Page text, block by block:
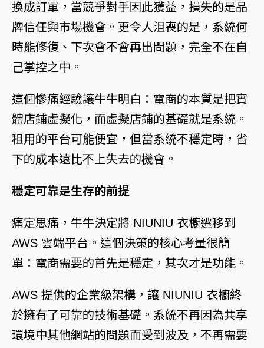
換成訂單，當競爭對手因此獲益，損失的是品
牌信任與市場機會。更令人沮喪的是，系統何
時能修復、下次會不會再出問題，完全不在自
己掌控之中。
這個慘痛經驗讓牛牛明白：電商的本質是把實
體店鋪虛擬化，而虛擬店鋪的基礎就是系統。
租用的平台可能便宜，但當系統不穩定時，省
下的成本遠比不上失去的機會。
穩定可靠是生存的前提
痛定思痛，牛牛決定將 NIUNIU 衣櫥遷移到
AWS 雲端平台。這個決策的核心考量很簡
單：電商需要的首先是穩定，其次才是功能。
AWS 提供的企業級架構，讓 NIUNIU 衣櫥終
於擁有了可靠的技術基礎。系統不再因為共享
環境中其他網站的問題而受到波及，不再需要